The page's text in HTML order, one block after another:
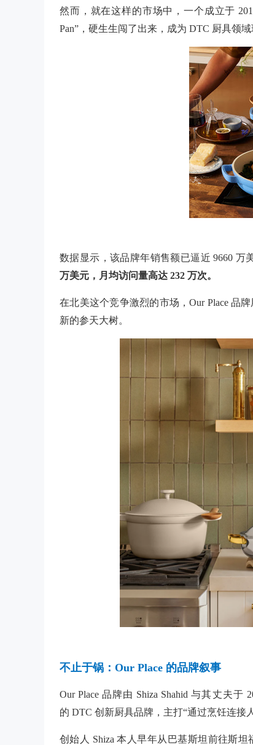
然而，就在这样的市场中，一个成立于
Pan”，硬生生闯了出来，成为 DTC 厨具领域
数据显示，该品牌年销售额已逼近 9660 万
万美元，月均访问量高达 232 万次。
在北美这个竞争激烈的市场，Our Place 品
新的参天大树。
不止于锅：Our Place 的品牌叙事
Our Place 品牌由 Shiza Shahid 与其丈夫
的 DTC 创新厨具品牌，主打“通过烹饪连接
创始人 Shiza 本人早年从巴基斯坦前往斯